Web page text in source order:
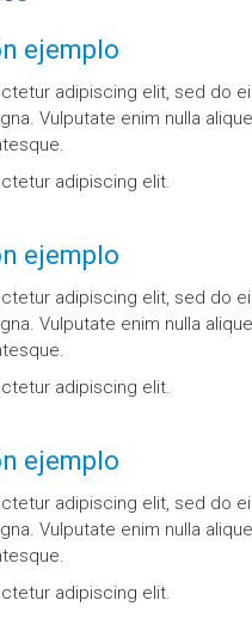
ejemplo
adipiscing elit, sed do
Vulputate enim nulla
adipiscing elit.
ejemplo
adipiscing elit, sed do
Vulputate enim nulla
adipiscing elit.
ejemplo
adipiscing elit, sed do
Vulputate enim nulla
adipiscing elit.